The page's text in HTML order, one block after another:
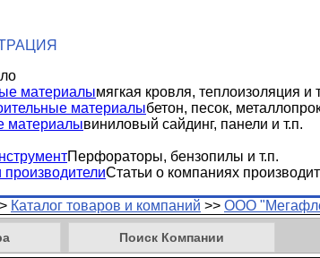
материалымягкая кровля, теплоизоляция и
материалыбетон, песок,
материалывиниловый сайдинг, панели и т.п.
Перфораторы, бензопилы и т.п.
Статьи о компаниях
Каталог товаров и компаний >> ООО
Поиск Компании